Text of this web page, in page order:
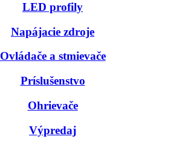
LED profily
Napájacie zdroje
Ovládače a stmievače
Príslušenstvo
Ohrievače
Výpredaj